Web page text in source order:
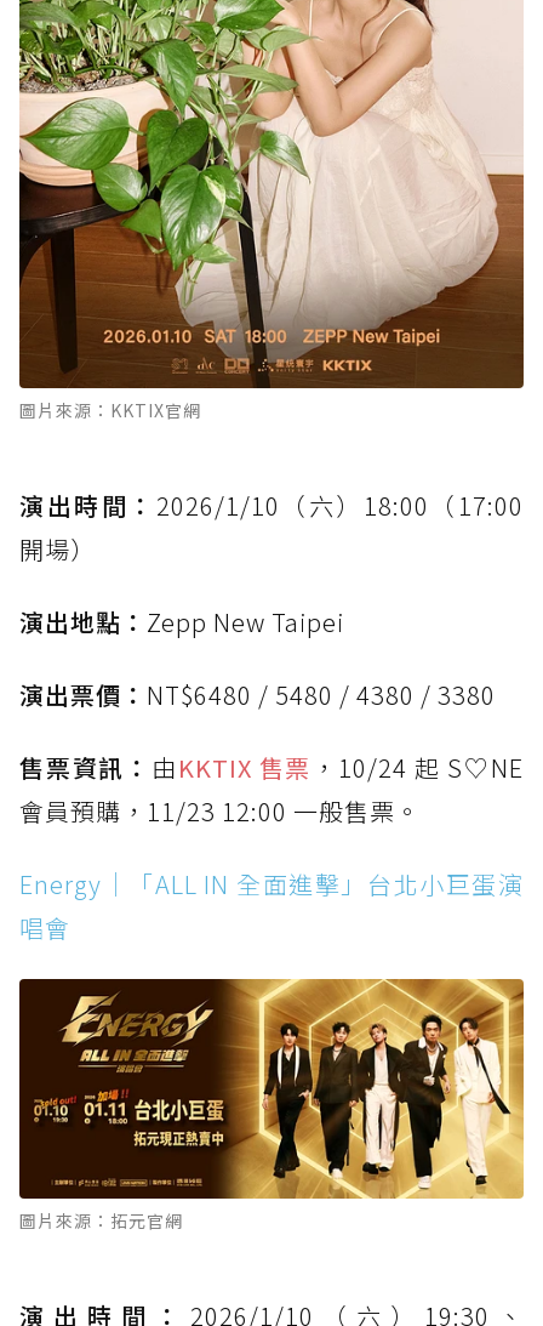
圖片來源：KKTIX官網
演出時間： 2026/1/10（六）18:00（17:00
開場）
演出地點： Zepp New Taipei
演出票價： NT$6480 / 5480 / 4380 / 3380
售票資訊： 由KKTIX 售票 ，10/24 起 S♡NE
會員預購，11/23 12:00 一般售票。
Energy｜「ALL IN 全面進擊」台北小巨蛋演
唱會
圖片來源：拓元官網
演出時間： 2026/1/10（六）19:30、